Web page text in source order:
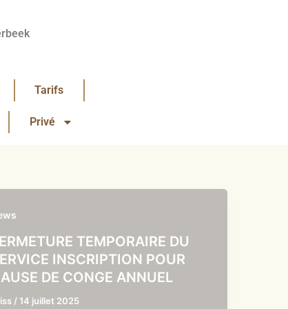
Tarifs
Privé
TEMPORAIRE DU
INSCRIPTION POUR
DE CONGE ANNUEL
/ 14 juillet 2025